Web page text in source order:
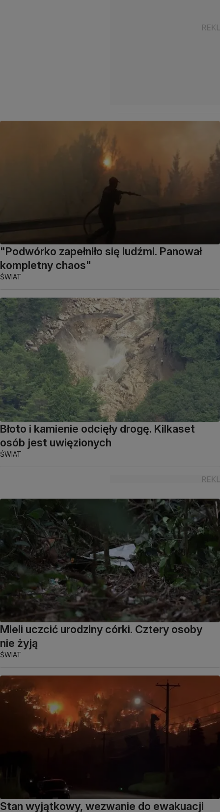
"Podwórko zapełniło się ludźmi. Panował
kompletny chaos"
ŚWIAT
Błoto i kamienie odcięły drogę. Kilkaset
osób jest uwięzionych
ŚWIAT
Mieli uczcić urodziny córki. Cztery osoby
nie żyją
ŚWIAT
Stan wyjątkowy, wezwanie do ewakuacji